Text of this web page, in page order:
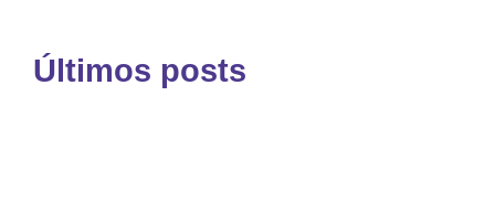
Últimos posts